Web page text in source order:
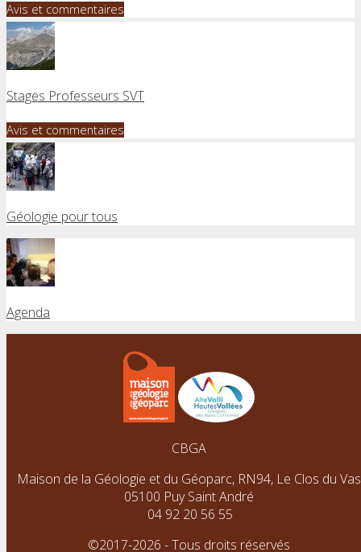
Avis et commentaires
Stages Professeurs SVT
Avis et commentaires
Géologie pour tous
Agenda
CBGA
Maison de la Géologie et du Géoparc, RN94, Le Clos du Vas
05100 Puy Saint André
04 92 20 56 55
©2017-2026 - Tous droits réservés